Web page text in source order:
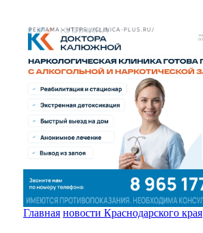
РЕКЛАМА • HTTPS://CLINICA-PLUS.RU/
Главная новости Краснодарского края